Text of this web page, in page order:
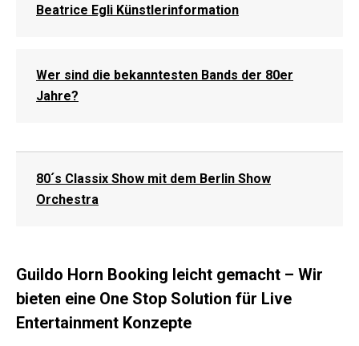
Beatrice Egli Künstlerinformation
Wer sind die bekanntesten Bands der 80er
Jahre?
80´s Classix Show mit dem Berlin Show
Orchestra
Guildo Horn Booking leicht gemacht – Wir
bieten eine One Stop Solution für Live
Entertainment Konzepte